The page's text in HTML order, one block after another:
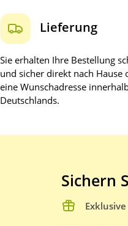
Lieferung
Sie erhalten Ihre Bestellung
und sicher direkt nach Hause
eine Wunschadresse
Deutschlands.
Sichern